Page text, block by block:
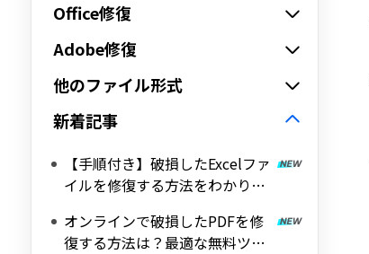
Office修復
Adobe修復
他のファイル形式
新着記事
【手順付き】破損したExcelファ
イルを修復する方法をわかりや
オンラインで破損したPDFを修
復する方法は？最適な無料ツー